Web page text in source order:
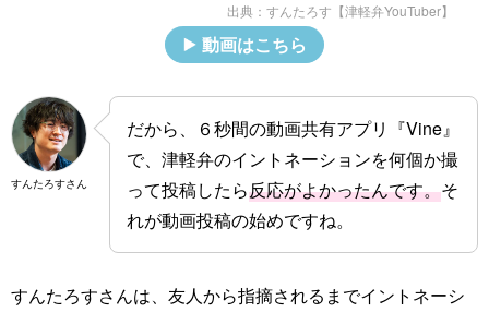
出典： すんたろす【津軽弁YouTuber】
動画はこちら
すんたろすさん
だから、６秒間の動画共有アプリ『Vine』
で、津軽弁のイントネーションを何個か撮
って投稿したら反応がよかったんです。そ
れが動画投稿の始めですね。
すんたろすさんは、友人から指摘されるまでイントネーシ